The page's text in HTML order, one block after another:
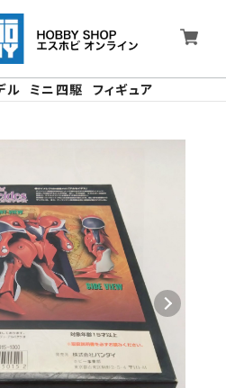
ル ミニ四駆 フィギュア